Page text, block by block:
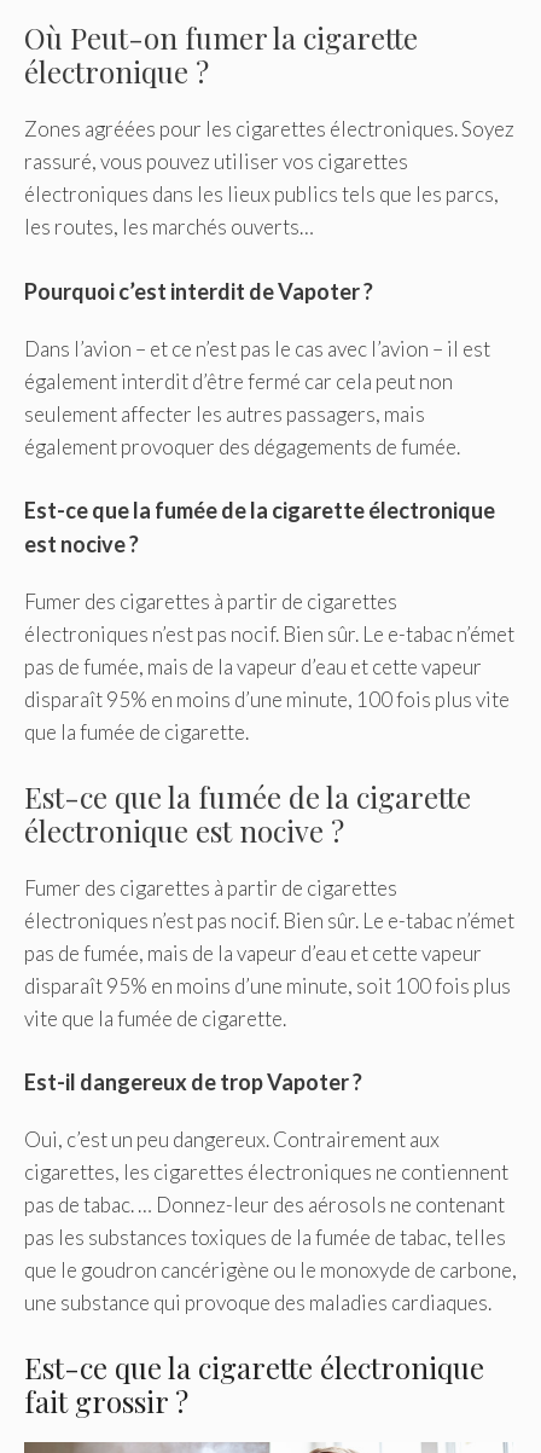
Où Peut-on fumer la cigarette
électronique ?
Zones agréées pour les cigarettes électroniques. Soyez
rassuré, vous pouvez utiliser vos cigarettes
électroniques dans les lieux publics tels que les parcs,
les routes, les marchés ouverts…
Pourquoi c’est interdit de Vapoter ?
Dans l’avion – et ce n’est pas le cas avec l’avion – il est
également interdit d’être fermé car cela peut non
seulement affecter les autres passagers, mais
également provoquer des dégagements de fumée.
Est-ce que la fumée de la cigarette électronique
est nocive ?
Fumer des cigarettes à partir de cigarettes
électroniques n’est pas nocif. Bien sûr. Le e-tabac n’émet
pas de fumée, mais de la vapeur d’eau et cette vapeur
disparaît 95% en moins d’une minute, 100 fois plus vite
que la fumée de cigarette.
Est-ce que la fumée de la cigarette
électronique est nocive ?
Fumer des cigarettes à partir de cigarettes
électroniques n’est pas nocif. Bien sûr. Le e-tabac n’émet
pas de fumée, mais de la vapeur d’eau et cette vapeur
disparaît 95% en moins d’une minute, soit 100 fois plus
vite que la fumée de cigarette.
Est-il dangereux de trop Vapoter ?
Oui, c’est un peu dangereux. Contrairement aux
cigarettes, les cigarettes électroniques ne contiennent
pas de tabac. … Donnez-leur des aérosols ne contenant
pas les substances toxiques de la fumée de tabac, telles
que le goudron cancérigène ou le monoxyde de carbone,
une substance qui provoque des maladies cardiaques.
Est-ce que la cigarette électronique
fait grossir ?